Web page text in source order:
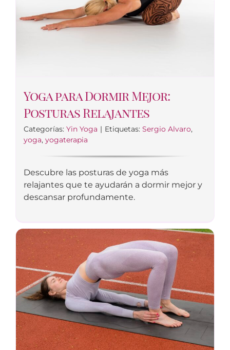
Yoga para Dormir Mejor:
Posturas Relajantes
Categorías: Yin Yoga | Etiquetas: Sergio Alvaro,
yoga, yogaterapia
Descubre las posturas de yoga más
relajantes que te ayudarán a dormir mejor y
descansar profundamente.